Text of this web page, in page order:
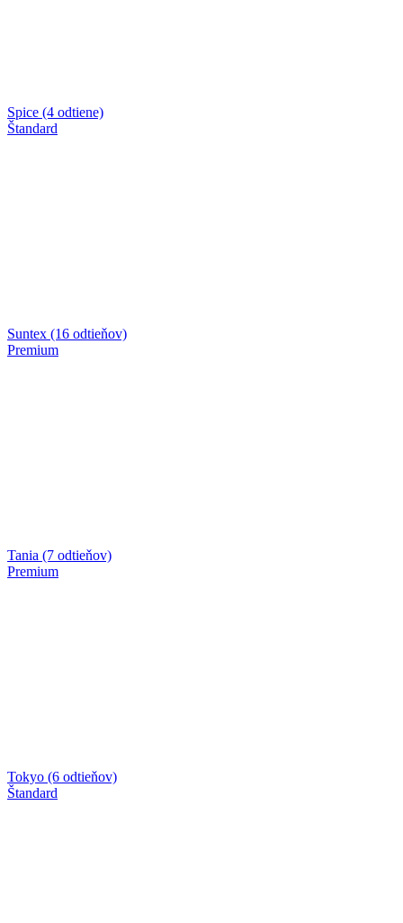
Spice (4 odtiene)
Štandard
Suntex (16 odtieňov)
Premium
Tania (7 odtieňov)
Premium
Tokyo (6 odtieňov)
Štandard